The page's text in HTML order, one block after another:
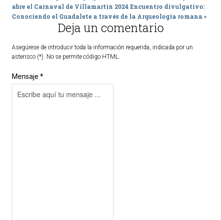
abre el Carnaval de Villamartín 2024 Encuentro divulgativo:
Conociendo el Guadalete a través de la Arqueología romana »
Deja un comentario
Asegúrese de introducir toda la información requerida, indicada por un
asterisco (*). No se permite código HTML.
Mensaje *